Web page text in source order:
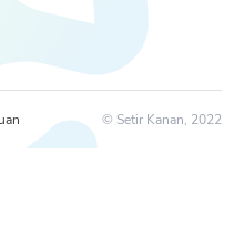
© Setir Kanan, 2022